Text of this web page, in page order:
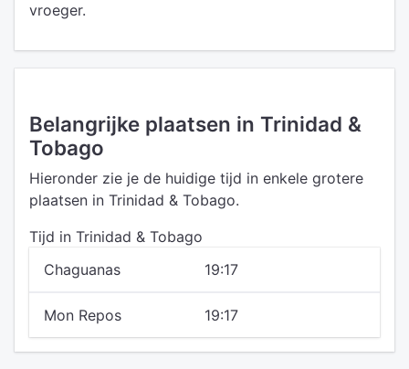
vroeger.
Belangrijke plaatsen in Trinidad &
Tobago
Hieronder zie je de huidige tijd in enkele grotere
plaatsen in Trinidad & Tobago.
Tijd in Trinidad & Tobago
Chaguanas
19:17
Mon Repos 19:17